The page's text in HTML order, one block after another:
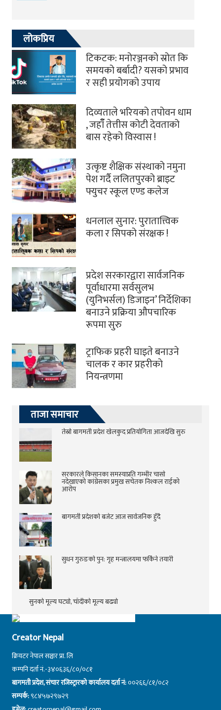
लोकप्रिय
टिकटक: मनोरञ्जनको स्रोत कि
समयको बर्बादी? यसको प्रभाव
र सही प्रयोगको उपाय
दिव्यताले भरियको तपोवन धाम
, जहाँँ तेत्तीस कोटी देवताको
बास रहेको विस्वास !
उत्कृष्ट शैक्षिक संस्थाको नमुना
पेश गर्दै ललितपुरको ब्राइट
फ्युचर स्कूल एण्ड कलेज
धनलाल सुनार: पुरातात्त्विक
कला र सिपको संरक्षक !
प्रदेश सरकारद्वारा सार्वजनिक
पूर्वाधारमा सर्वसुलभ
(युनिभर्सल) डिजाइन’ निर्देशिका
बनाउने प्रक्रिया औपचारिक
रूपमा सुरु
ट्राफिक प्रहरी घाइते बनाउने
चालक र कार प्रहरीकाे
नियन्त्रणमा
ताजा समाचार
तेस्रो बागमती प्रदेश खेलकुद प्रतियोगिता आजदेखि सुरु
सरकारले किसानका समस्याप्रति गम्भीर चासो
नदेखाएको कांग्रेसका प्रमुख सचेतक निश्कल राईको
आरोप
बागमती प्रदेशको बजेट आज सार्वजनिक हुँदै
सुधन गुरुङको पुन: गृह मन्त्रालयमा फर्किने तयारी
सुनको मूल्य घट्यो, चाँदीको मूल्य बढ्यो
Creator Nepal
क्रियटर नेपाल सञ्चार प्रा. लि
कम्पनि दर्ता नं.-३४०६३६/८०/०८१
बागमती प्रदेश, संचार रजिस्ट्रारको कार्यालय दर्ता नं:००२६६/८१/०८२
सम्पर्क:९८४५७२९७२९